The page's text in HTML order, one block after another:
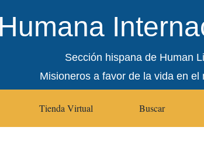
Sección hispana de Human
Misioneros a favor de la vida en el
Tienda Virtual Buscar